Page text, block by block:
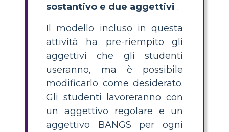
sostantivo e due aggettivi .
Il modello incluso in questa
attività ha pre-riempito gli
aggettivi che gli studenti
useranno, ma è possibile
modificarlo come desiderato.
Gli studenti lavoreranno con
un aggettivo regolare e un
aggettivo BANGS per ogni